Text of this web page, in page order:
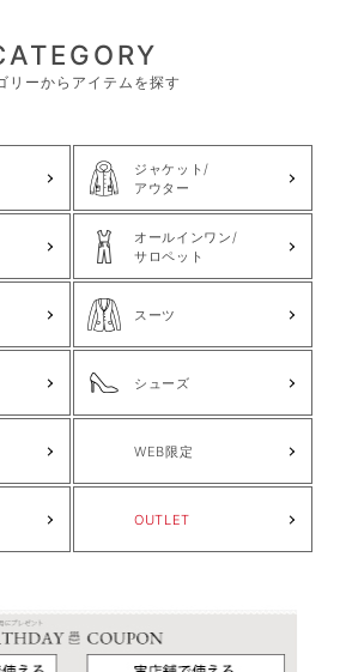
リーからアイテムを探す
ジャケット/
アウター
オールインワン/
サロペット
スーツ
シューズ
WEB限定
OUTLET